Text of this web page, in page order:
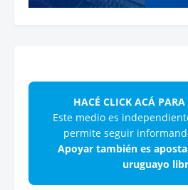
HACÉ CLICK ACÁ PARA
Este medio es
permite seguir
Apoyar también es
uruguayo